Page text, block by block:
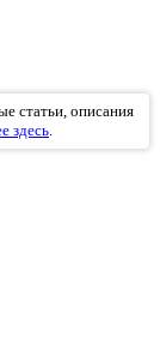
статьи, описания
здесь.